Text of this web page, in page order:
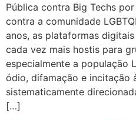
Pública contra Big Techs
contra a comunidade
anos, as plataformas
cada vez mais hostis para
especialmente a população
ódio, difamação e incitação
sistematicamente
[…]